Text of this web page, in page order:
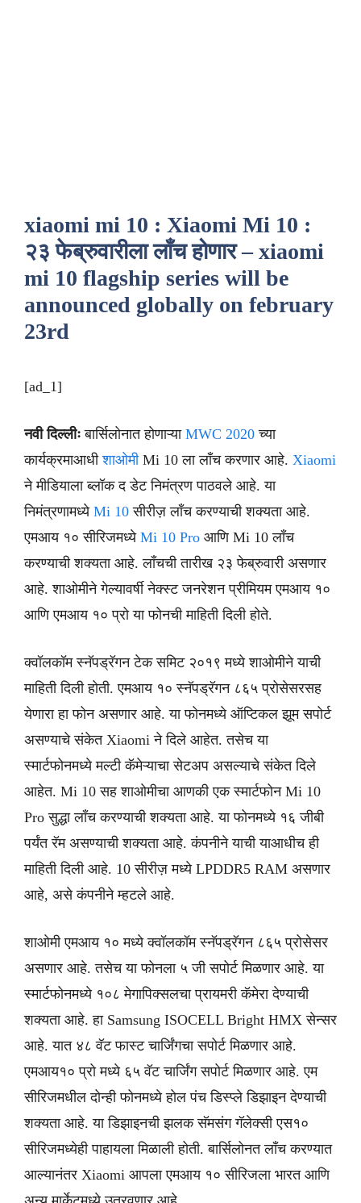
xiaomi mi 10 : Xiaomi Mi 10 :
२३ फेब्रुवारीला लाँच होणार – xiaomi
mi 10 flagship series will be
announced globally on february
23rd
[ad_1]
नवी दिल्लीःबार्सिलोनात होणाऱ्या MWC 2020 च्या
कार्यक्रमाआधीशाओमीMi 10 ला लाँच करणार आहे. Xiaomi
ने मीडियाला ब्लॉक द डेट निमंत्रण पाठवले आहे. या
निमंत्रणामध्ये Mi 10 सीरीज़ लाँच करण्याची शक्यता आहे.
एमआय १० सीरिजमध्ये Mi 10 Pro आणि Mi 10 लाँच
करण्याची शक्यता आहे. लाँचची तारीख २३ फेब्रुवारी असणार
आहे. शाओमीने गेल्यावर्षी नेक्स्ट जनरेशन प्रीमियम एमआय १०
आणि एमआय १० प्रो या फोनची माहिती दिली होते.
क्वॉलकॉम स्नॅपड्रॅगन टेक समिट २०१९ मध्ये शाओमीने याची
माहिती दिली होती. एमआय १० स्नॅपड्रॅगन ८६५ प्रोसेसरसह
येणारा हा फोन असणार आहे. या फोनमध्ये ऑप्टिकल झूम सपोर्ट
असण्याचे संकेत Xiaomi ने दिले आहेत. तसेच या
स्मार्टफोनमध्ये मल्टी कॅमेऱ्याचा सेटअप असल्याचे संकेत दिले
आहेत. Mi 10 सह शाओमीचा आणकी एक स्मार्टफोन Mi 10
Pro सुद्धा लाँच करण्याची शक्यता आहे. या फोनमध्ये १६ जीबी
पर्यंत रॅम असण्याची शक्यता आहे. कंपनीने याची याआधीच ही
माहिती दिली आहे. 10 सीरीज़ मध्ये LPDDR5 RAM असणार
आहे, असे कंपनीने म्हटले आहे.
शाओमी एमआय १० मध्ये क्वॉलकॉम स्नॅपड्रॅगन ८६५ प्रोसेसर
असणार आहे. तसेच या फोनला ५ जी सपोर्ट मिळणार आहे. या
स्मार्टफोनमध्ये १०८ मेगापिक्सलचा प्रायमरी कॅमेरा देण्याची
शक्यता आहे. हा Samsung ISOCELL Bright HMX सेन्सर
आहे. यात ४८ वॅट फास्ट चार्जिंगचा सपोर्ट मिळणार आहे.
एमआय१० प्रो मध्ये ६५ वॅट चार्जिंग सपोर्ट मिळणार आहे. एम
सीरिजमधील दोन्ही फोनमध्ये होल पंच डिस्प्ले डिझाइन देण्याची
शक्यता आहे. या डिझाइनची झलक सॅमसंग गॅलेक्सी एस१०
सीरिजमध्येही पाहायला मिळाली होती. बार्सिलोनत लाँच करण्यात
आल्यानंतर Xiaomi आपला एमआय १० सीरिजला भारत आणि